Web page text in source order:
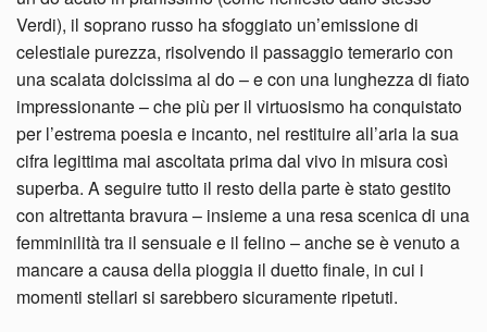
Verdi), il soprano russo ha sfoggiato un’emissione di
celestiale purezza, risolvendo il passaggio temerario con
una scalata dolcissima al do – e con una lunghezza di fiato
impressionante – che più per il virtuosismo ha conquistato
per l’estrema poesia e incanto, nel restituire all’aria la sua
cifra legittima mai ascoltata prima dal vivo in misura così
superba. A seguire tutto il resto della parte è stato gestito
con altrettanta bravura – insieme a una resa scenica di una
femminilità tra il sensuale e il felino – anche se è venuto a
mancare a causa della pioggia il duetto finale, in cui i
momenti stellari si sarebbero sicuramente ripetuti.